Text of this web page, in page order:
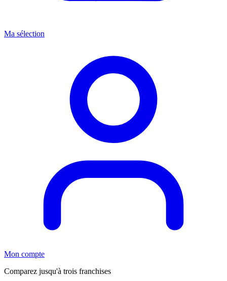
Ma sélection
Mon compte
Comparez jusqu'à trois franchises